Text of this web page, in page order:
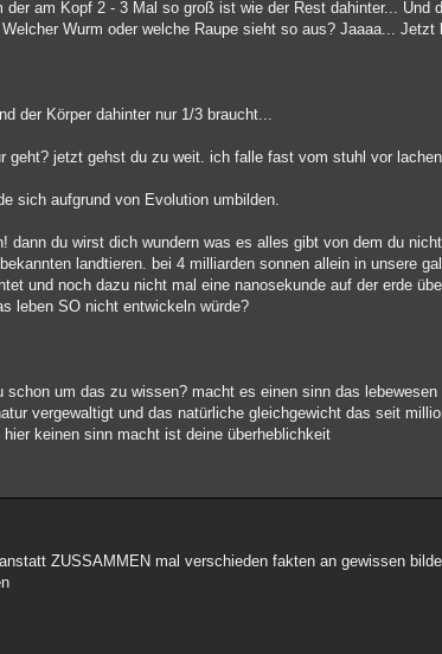
am Kopf 2 - 3 Mal so groß ist wie der Rest dahinter... Und
Wurm oder welche Raupe sieht so aus? Jaaaa...
der Körper dahinter nur 1/3 braucht...
geht? jetzt gehst du zu weit. ich falle fast vom stuhl vor
sich aufgrund von Evolution umbilden.
dann du wirst dich wundern was es alles gibt von dem du
landtieren. bei 4 milliarden sonnen allein in unsere
und noch dazu nicht mal eine nanosekunde auf der erde
leben SO nicht entwickeln würde?
um das zu wissen? macht es einen sinn das
vergewaltigt und das natürliche gleichgewicht das seit
keinen sinn macht ist deine überheblichkeit
ZUSSAMMEN mal verschieden fakten an gewissen